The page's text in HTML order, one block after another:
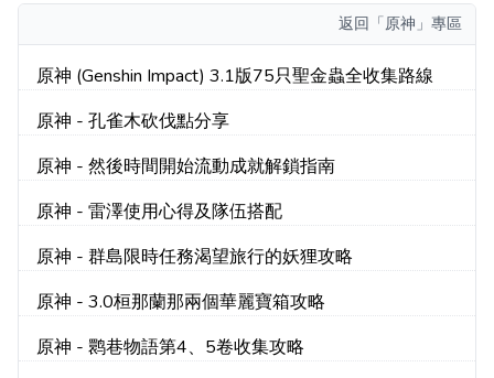
返回 「原神」專區
原神 (Genshin Impact) 3.1版75只聖金蟲全收集路線
原神 - 孔雀木砍伐點分享
原神 - 然後時間開始流動成就解鎖指南
原神 - 雷澤使用心得及隊伍搭配
原神 - 群島限時任務渴望旅行的妖狸攻略
原神 - 3.0桓那蘭那兩個華麗寶箱攻略
原神 - 鹮巷物語第4、5卷收集攻略